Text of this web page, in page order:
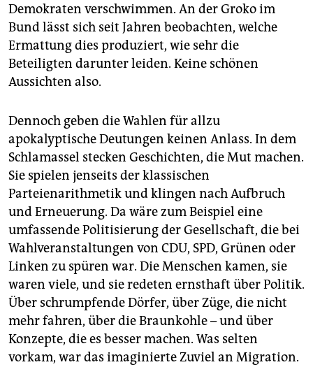
Demokraten verschwimmen. An der Groko im
Bund lässt sich seit Jahren beobachten, welche
Ermattung dies produziert, wie sehr die
Beteiligten darunter leiden. Keine schönen
Aussichten also.
Dennoch geben die Wahlen für allzu
apokalyptische Deutungen keinen Anlass. In dem
Schlamassel stecken Geschichten, die Mut machen.
Sie spielen jenseits der klassischen
Parteienarithmetik und klingen nach Aufbruch
und Erneuerung. Da wäre zum Beispiel eine
umfassende Politisierung der Gesellschaft, die bei
Wahlveranstaltungen von CDU, SPD, Grünen oder
Linken zu spüren war. Die Menschen kamen, sie
waren viele, und sie redeten ernsthaft über Politik.
Über schrumpfende Dörfer, über Züge, die nicht
mehr fahren, über die Braunkohle – und über
Konzepte, die es besser machen. Was selten
vorkam, war das imaginierte Zuviel an Migration.